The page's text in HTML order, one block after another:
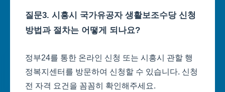
질문3. 시흥시 국가유공자 생활보조수당 신청
방법과 절차는 어떻게 되나요?
정부24를 통한 온라인 신청 또는 시흥시 관할 행
정복지센터를 방문하여 신청할 수 있습니다. 신청
전 자격 요건을 꼼꼼히 확인해주세요.